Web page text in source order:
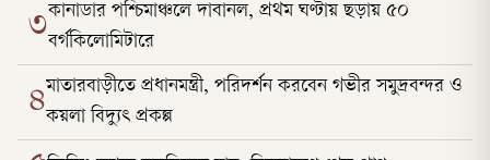
৩কানাডার পশ্চিমাঞ্চলে দাবানল, প্রথম ঘণ্টায় ছড়ায় ৫০
বর্গকিলোমিটারে
৪মাতারবাড়ীতে প্রধানমন্ত্রী, পরিদর্শন করবেন গভীর সমুদ্রবন্দর ও
কয়লা বিদ্যুৎ প্রকল্প